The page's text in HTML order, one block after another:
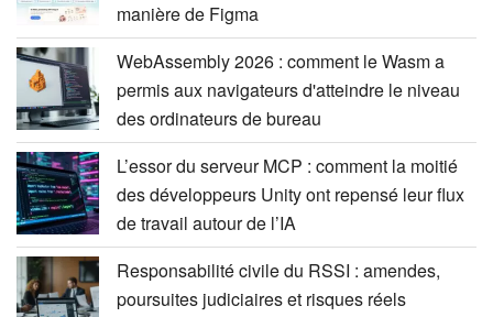
manière de Figma
WebAssembly 2026 : comment le Wasm a
permis aux navigateurs d'atteindre le niveau
des ordinateurs de bureau
L’essor du serveur MCP : comment la moitié
des développeurs Unity ont repensé leur flux
de travail autour de l’IA
Responsabilité civile du RSSI : amendes,
poursuites judiciaires et risques réels